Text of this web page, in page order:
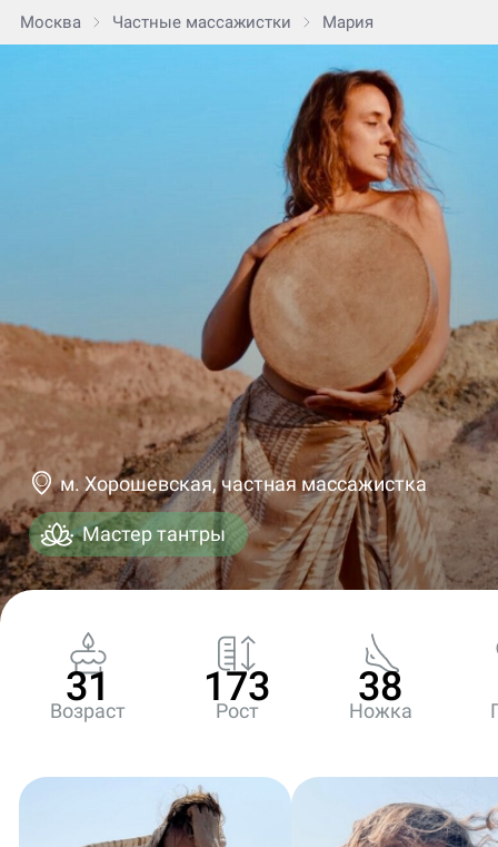
Москва Частные массажистки Мария
м. Хорошевская, частная массажистка
Мастер тантры
31
Возраст
173
Рост
38
Ножка